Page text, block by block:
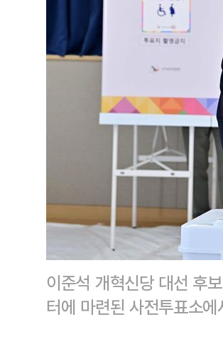
이준석 개혁신당 대선 후
터에 마련된 사전투표소